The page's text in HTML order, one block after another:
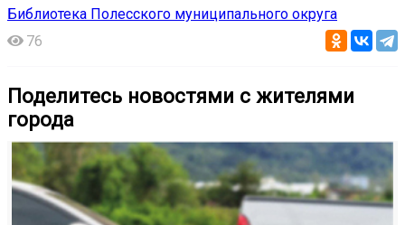
Библиотека Полесского муниципального округа
76
Поделитесь новостями с жителями
города